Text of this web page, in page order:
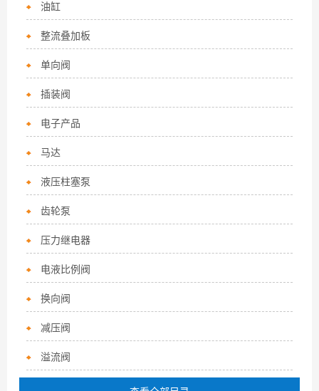
油缸
整流叠加板
单向阀
插装阀
电子产品
马达
液压柱塞泵
齿轮泵
压力继电器
电液比例阀
换向阀
减压阀
溢流阀